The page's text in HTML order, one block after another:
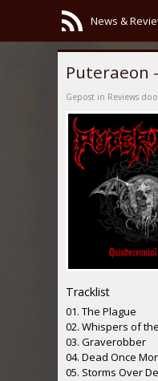
News &
Puteraeon
Gepost in Reviews
Tracklist
01. The Plague
02. Whispers of
03. Graverobber
04. Dead Once
05. Storms Over